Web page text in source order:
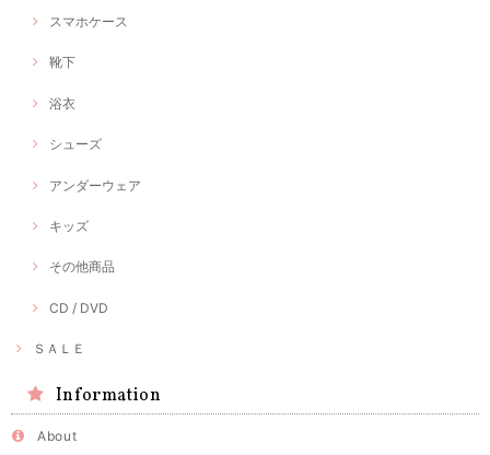
スマホケース
靴下
浴衣
シューズ
アンダーウェア
キッズ
その他商品
CD / DVD
ＳＡＬＥ
Information
About